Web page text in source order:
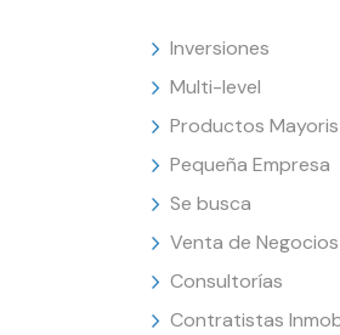
Inversiones
Multi-level
Productos
Pequeña Empresa
Se busca
Venta de Negocios
Consultorías
Contratistas